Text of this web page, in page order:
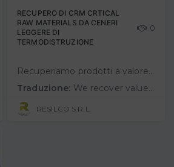
RECUPERO DI CRM CRTICAL
RAW MATERIALS DA CENERI
LEGGERE DI
TERMODISTRUZIONE
0
Recuperiamo prodotti a valore aggiunto come Gallio, Rare Earth Elements (REE), zeoliti, geopolimeri e sostanzechimiche da Fly Ashes (FA) ceneri leggere&nb…
Traduzione: We recover value-added productssuch as Gallium, Rare Earth Elements (REE), zeolites, geopolymers and chemicals from Fly Ashes(FA) ashlight from municipal solid waste (MSW) incineration,whilesolving a hazardous waste disposalproblem.
RESILCO S.R.L.